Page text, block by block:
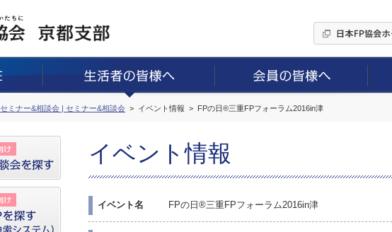
セミナー&相談会 | セミナー&相談会 イベント情報 FPの日®三重FPフォーラム2016in津
イベント情報
イベント名 FPの日®三重FPフォーラム2016in津